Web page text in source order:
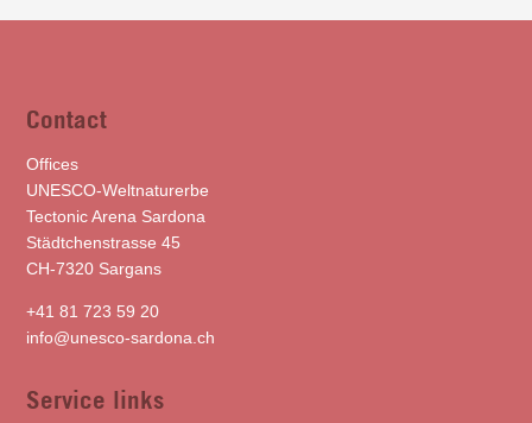
Contact
Offices
UNESCO-Weltnaturerbe
Tectonic Arena Sardona
Städtchenstrasse 45
CH-7320 Sargans
+41 81 723 59 20
info@unesco-sardona.ch
Service links